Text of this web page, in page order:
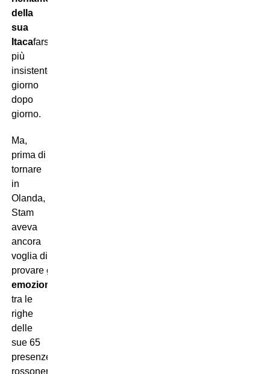
della
sua
Itacafarsi
più
insistente
giorno
dopo
giorno.
Ma,
prima di
tornare
in
Olanda,
Stam
aveva
ancora
voglia di
provare grandi
emozioni
tra le
righe
delle
sue 65
presenze
rossonere